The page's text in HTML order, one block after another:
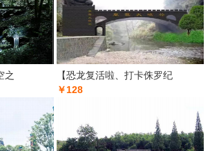
之
【恐龙复活啦、打卡侏罗纪
￥128